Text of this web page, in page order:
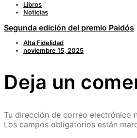
Libros
Noticias
Segunda edición del premio Paidós
Alta Fidelidad
noviembre 15, 2025
Deja un
Tu dirección de correo electrónico
Los campos obligatorios están